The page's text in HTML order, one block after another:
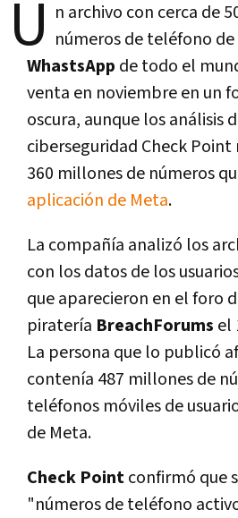
U n archivo con cerca de
números de teléfono de
WhastsApp de todo el
venta en noviembre en un
oscura, aunque los análisis
ciberseguridad Check
360 millones de números
aplicación de Meta.
La compañía analizó los
con los datos de los
que aparecieron en el foro
piratería BreachForums el
La persona que lo publicó
contenía 487 millones de
teléfonos móviles de
de Meta.
Check Pointconfirmó que
"números de teléfono